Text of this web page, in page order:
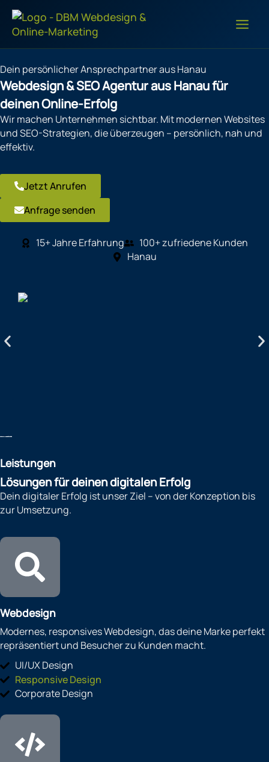
Zum
Inhalt
springen
Dein persönlicher Ansprechpartner aus Hanau
Webdesign & SEO Agentur aus Hanau für
deinen Online-Erfolg
Wir machen Unternehmen sichtbar. Mit modernen Websites
und SEO-Strategien, die überzeugen – persönlich, nah und
effektiv.
Jetzt Anrufen
Anfrage senden
15+ Jahre Erfahrung
100+ zufriedene Kunden
Hanau
Leistungen
Lösungen für deinen digitalen Erfolg
Dein digitaler Erfolg ist unser Ziel – von der Konzeption bis
zur Umsetzung.
Webdesign
Modernes, responsives Webdesign, das deine Marke perfekt
repräsentiert und Besucher zu Kunden macht.
UI/UX Design
Responsive Design
Corporate Design